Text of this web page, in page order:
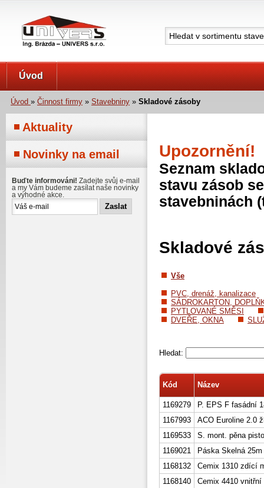
Úvod
Úvod » Činnost firmy » Stavebniny » Skladové zásoby
Upozornění!
Seznam
stavu zásob
stavebninách
Skladové
Vše
PVC, drenáž, kanalizace
SÁDROKARTON,
PYTLOVANÉ SMĚSI
DVEŘE, OKNA
Hledat:
Kód Název
1169279
P. EPS F fasádní
1167993
ACO Euroline 2.0
1169533
S. mont. pěna
1169021
Páska Skelná 25m
1168132
Cemix 1310 zdící
1168140
Cemix 4410 vnitřní
Aktuality
Novinky na email
Buďte informováni! Zadejte svůj e-mail
a my Vám budeme zasílat naše novinky
a výhodné akce.